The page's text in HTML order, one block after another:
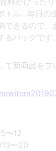
トル…毎日の
できるので、
バッグです。
て新商品をプ
〜12
〜20